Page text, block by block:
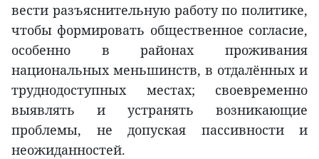
вести разъяснительную работу по политике,
чтобы формировать общественное согласие,
особенно в районах проживания
национальных меньшинств, в отдалённых и
труднодоступных местах; своевременно
выявлять и устранять возникающие
проблемы, не допуская пассивности и
неожиданностей.